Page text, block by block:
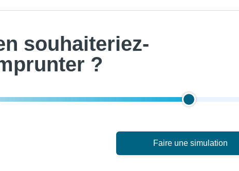
souhaiteriez-
?
Faire une simulation